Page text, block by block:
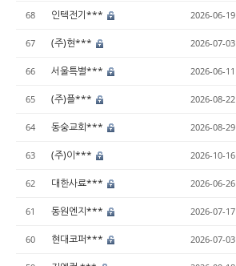
68 인텍전기*** 2026-06-19
67 (주)현*** 2026-07-03
66 서울특별*** 2026-06-11
65 (주)플*** 2026-08-22
64 동숭교회*** 2026-08-29
63 (주)이*** 2026-10-16
62 대한사료*** 2026-06-26
61 동원엔지*** 2026-07-17
60 현대코퍼*** 2026-07-03